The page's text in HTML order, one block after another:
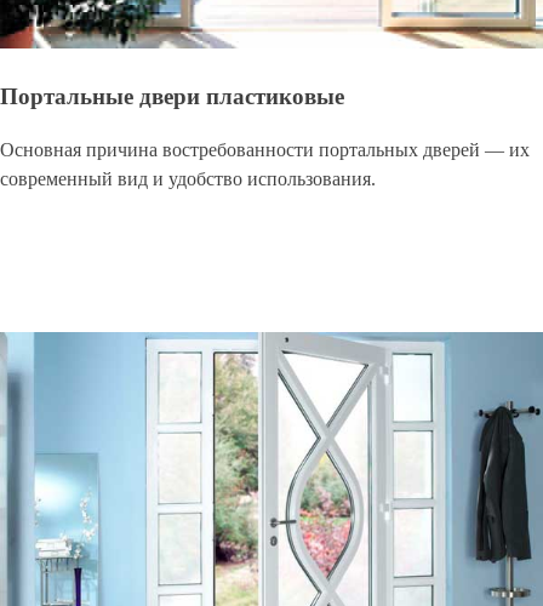
Портальные двери пластиковые
Основная причина востребованности портальных дверей — их
современный вид и удобство использования.